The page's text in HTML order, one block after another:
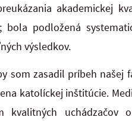
akademickej
podložená
výsledkov.
som zasadil príbeh našej
katolíckej inštitúcie.
kvalitných